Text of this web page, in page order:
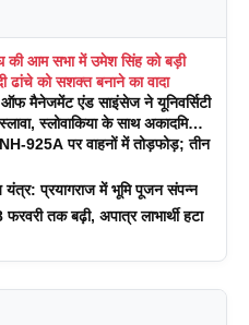
की आम सभा में उमेश सिंह को बड़ी
ढांचे को सशक्त बनाने का वादा
ऑफ मैनेजमेंट एंड साइंसेज ने यूनिवर्सिटी
स्लोवाकिया के साथ अकादमिक
पर एक दिवसीय कार्यशाला का
NH-925A पर वाहनों में तोड़फोड़; तीन
यंत्र: प्रयागराज में भूमि पूजन संपन्न
तक बढ़ी, अपात्र लाभार्थी हटा